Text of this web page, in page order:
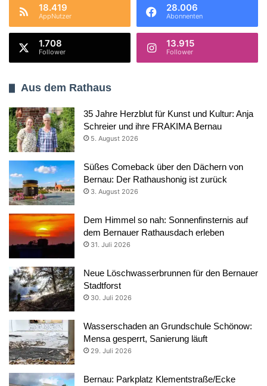
18.419
AppNutzer
28.006
Abonnenten
1.708
Follower
13.915
Follower
Aus dem Rathaus
35 Jahre Herzblut für Kunst und Kultur: Anja
Schreier und ihre FRAKIMA Bernau
5. August 2026
Süßes Comeback über den Dächern von
Bernau: Der Rathaushonig ist zurück
3. August 2026
Dem Himmel so nah: Sonnenfinsternis auf
dem Bernauer Rathausdach erleben
31. Juli 2026
Neue Löschwasserbrunnen für den Bernauer
Stadtforst
30. Juli 2026
Wasserschaden an Grundschule Schönow:
Mensa gesperrt, Sanierung läuft
29. Juli 2026
Bernau: Parkplatz Klementstraße/Ecke